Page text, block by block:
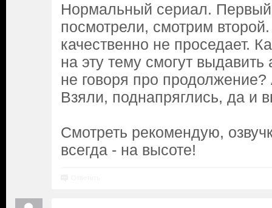
Нормальный сериал.
посмотрели, смотрим второй.
качественно не проседает.
на эту тему смогут
не говоря про продолжение?
Взяли, поднапряглись, да и
Смотреть рекомендую,
всегда - на высоте!